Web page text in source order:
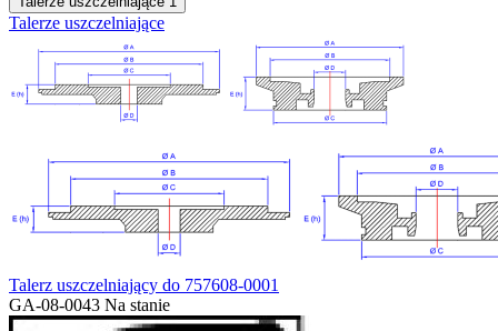
Talerze uszczelniające
Talerz uszczelniający do 757608-0001
GA-08-0043 Na stanie